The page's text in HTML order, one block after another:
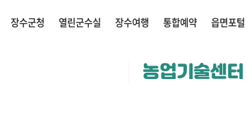
장수군청 열린군수실 장수여행 통합예약 읍면포털
농업기술센터